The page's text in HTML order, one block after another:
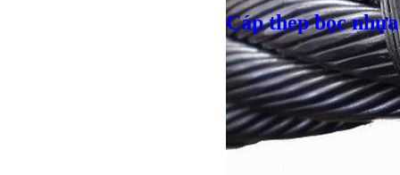
Bulong
Cáp thép bọc